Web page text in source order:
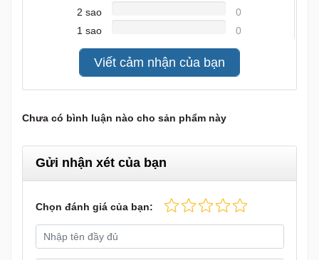
2 sao
0
1 sao
0
Viết cảm nhận của bạn
Chưa có bình luận nào cho sản phẩm này
Gửi nhận xét của bạn
Chọn đánh giá của bạn: